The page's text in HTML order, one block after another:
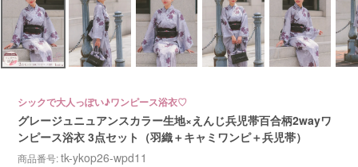
シックで大人っぽい♪ワンピース浴衣♡
グレージュニュアンスカラー生地×えんじ兵児帯百合柄2wayワ
ンピース浴衣 3点セット（羽織＋キャミワンピ＋兵児帯）
商品番号 tk-ykop26-wpd11